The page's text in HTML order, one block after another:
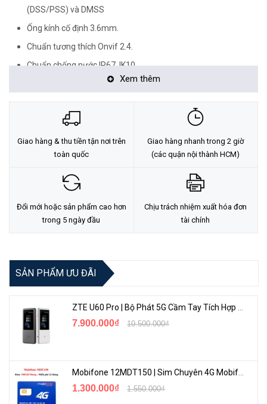
(DSS/PSS) và DMSS
Ống kính cố định 3.6mm.
Chuẩn tương thích Onvif 2.4.
Chuẩn chống nước IP67, IK10.
Điện áp DC12V hoặc PoE (802.3af), công suất 6W
Chất liệu kim loại
<Hotline: 0828.011.011 - (028)7300.2021 - VoHoang.vn>
Xem thêm
Giao hàng & thu tiền tận nơi trên
toàn quốc
Giao hàng nhanh trong 2 giờ
(các quận nội thành HCM)
Đổi mới hoặc sản phẩm cao hơn
trong 5 ngày đầu
Chịu trách nhiệm xuất hóa đơn
tài chính
SẢN PHẨM ƯU ĐÃI
ZTE U60 Pro | Bộ Phát 5G Cầm Tay Tích Hợp Công Nghệ WiFi 7, Pin 10000mAh
7.900.000₫ 10.500.000₫
1.300.000₫ 1.550.000₫